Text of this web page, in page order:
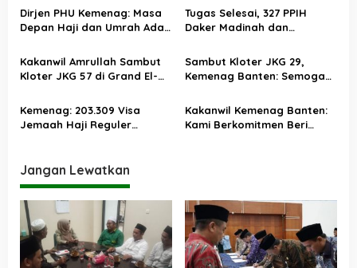
o
s
Penyelenggaraan Ibadah
Haji di Kanwil Jawa Barat
Nilai-Nilai Positif
Dirjen PHU Kemenag: Masa
Depan Haji dan Umrah Ada
Tugas Selesai, 327 PPIH
Daker Madinah dan
Kakanwil Amrullah Sambut
Kloter JKG 57 di Grand El-
Sambut Kloter JKG 29,
Kemenag Banten: Semoga
Mabrur
Kemenag: 203.309 Visa
Jemaah Haji Reguler
Kakanwil Kemenag Banten:
Kami Berkomitmen Beri
Jangan Lewatkan